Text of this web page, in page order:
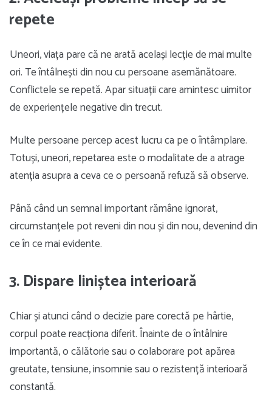
repete
Uneori, viața pare că ne arată același lecție de mai multe
ori. Te întâlnești din nou cu persoane asemănătoare.
Conflictele se repetă. Apar situații care amintesc uimitor
de experiențele negative din trecut.
Multe persoane percep acest lucru ca pe o întâmplare.
Totuși, uneori, repetarea este o modalitate de a atrage
atenția asupra a ceva ce o persoană refuză să observe.
Până când un semnal important rămâne ignorat,
circumstanțele pot reveni din nou și din nou, devenind din
ce în ce mai evidente.
3. Dispare liniștea interioară
Chiar și atunci când o decizie pare corectă pe hârtie,
corpul poate reacționa diferit. Înainte de o întâlnire
importantă, o călătorie sau o colaborare pot apărea
greutate, tensiune, insomnie sau o rezistență interioară
constantă.